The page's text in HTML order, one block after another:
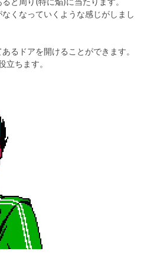
くなっていくような感じがしまし
るドアを開けることができます。
立ちます。